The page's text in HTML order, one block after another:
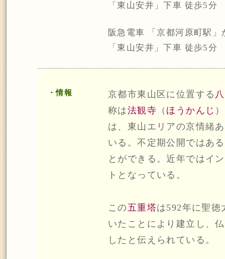
「東山安井」下車 徒歩5分
阪急電車 「京都河原町駅
「東山安井」下車 徒歩5分
・情報 京都市東山区に位置する
称は法観寺 （ ほうかんじ
は、東山エリアの京情緒
いる。不定期公開ではあ
とができる。近年ではイ
トとなっている。
この五重塔は592年に聖徳
いたことにより建立し、
したと伝えられている。